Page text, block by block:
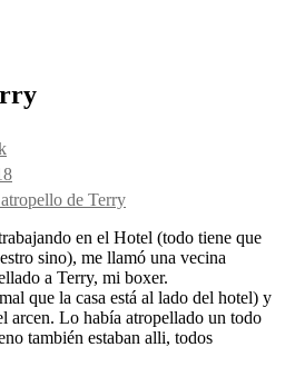
de Terry
en el Hotel (todo tiene que
sino), me llamó una vecina
a Terry, mi boxer.
que la casa está al lado del hotel) y
arcen. Lo había atropellado un todo
también estaban alli, todos